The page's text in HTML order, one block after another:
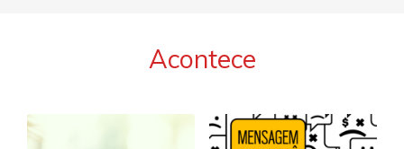
Acontece